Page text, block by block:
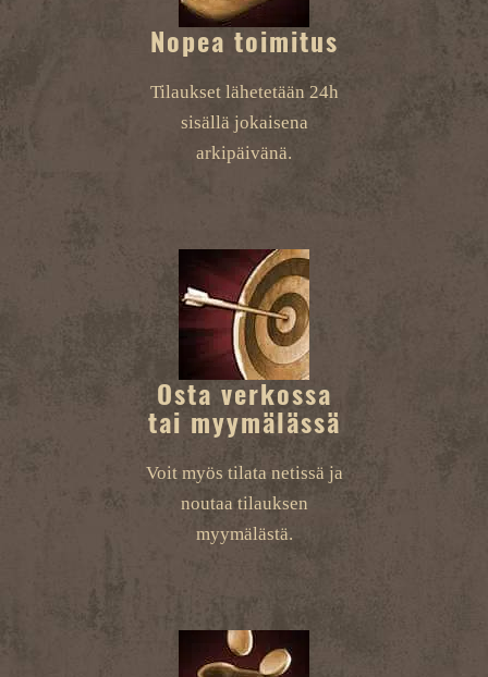
Nopea toimitus
Tilaukset lähetetään 24h
sisällä jokaisena
arkipäivänä.
Osta verkossa
tai myymälässä
Voit myös tilata netissä ja
noutaa tilauksen
myymälästä.